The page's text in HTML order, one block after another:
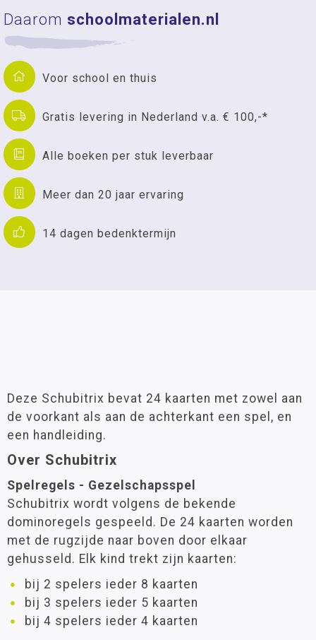
Daarom schoolmaterialen.nl
Voor school en thuis
Gratis levering in Nederland v.a. € 100,-*
Alle boeken per stuk leverbaar
Meer dan 20 jaar ervaring
14 dagen bedenktermijn
Deze Schubitrix bevat 24 kaarten met zowel aan
de voorkant als aan de achterkant een spel, en
een handleiding.
Over Schubitrix
Spelregels - Gezelschapsspel
Schubitrix wordt volgens de bekende
dominoregels gespeeld. De 24 kaarten worden
met de rugzijde naar boven door elkaar
gehusseld. Elk kind trekt zijn kaarten:
bij 2 spelers ieder 8 kaarten
bij 3 spelers ieder 5 kaarten
bij 4 spelers ieder 4 kaarten